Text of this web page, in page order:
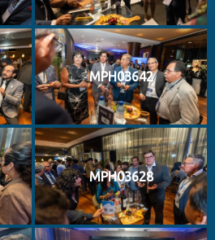
MPH03642
MPH03628